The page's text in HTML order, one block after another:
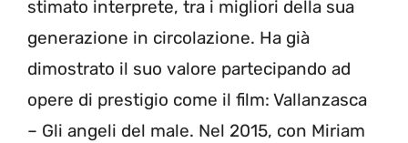
stimato interprete, tra i migliori della sua
generazione in circolazione. Ha già
dimostrato il suo valore partecipando ad
opere di prestigio come il film: Vallanzasca
– Gli angeli del male. Nel 2015, con Miriam